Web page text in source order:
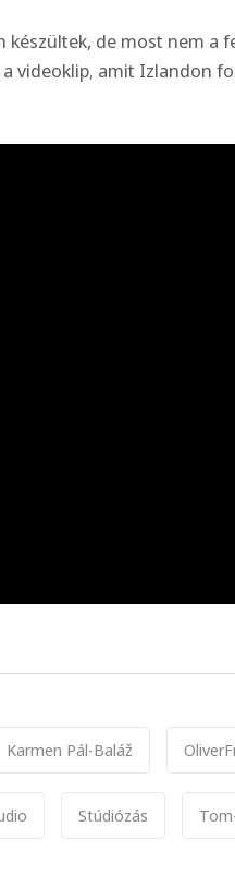
de most nem a
videoklip, amit Izlandon
Karmen Pál-Baláž
Stúdiózás